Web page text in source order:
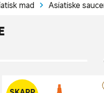
mad Asiatiske